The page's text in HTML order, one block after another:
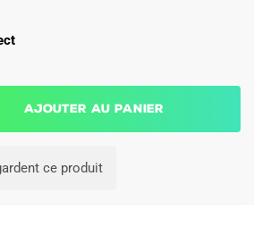
Ajouter au panier
ce produit